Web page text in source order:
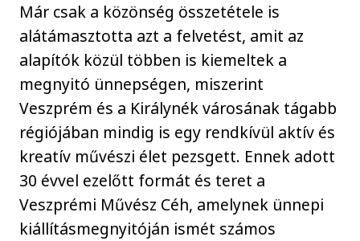
Már csak a közönség összetétele is
alátámasztotta azt a felvetést, amit az
alapítók közül többen is kiemeltek a
megnyitó ünnepségen, miszerint
Veszprém és a Királynék városának tágabb
régiójában mindig is egy rendkívül aktív és
kreatív művészi élet pezsgett. Ennek adott
30 évvel ezelőtt formát és teret a
Veszprémi Művész Céh, amelynek ünnepi
kiállításmegnyitóján ismét számos